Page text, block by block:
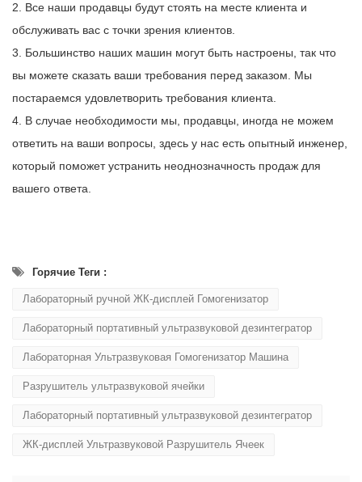
2. Все наши продавцы будут стоять на месте клиента и
обслуживать вас с точки зрения клиентов.
3. Большинство наших машин могут быть настроены, так что
вы можете сказать ваши требования перед заказом. Мы
постараемся удовлетворить требования клиента.
4. В случае необходимости мы, продавцы, иногда не можем
ответить на ваши вопросы, здесь у нас есть опытный инженер,
который поможет устранить неоднозначность продаж для
вашего ответа.
Горячие Теги :
Лабораторный ручной ЖК-дисплей Гомогенизатор
Лабораторный портативный ультразвуковой дезинтегратор
Лабораторная Ультразвуковая Гомогенизатор Машина
Разрушитель ультразвуковой ячейки
Лабораторный портативный ультразвуковой дезинтегратор
ЖК-дисплей Ультразвуковой Разрушитель Ячеек